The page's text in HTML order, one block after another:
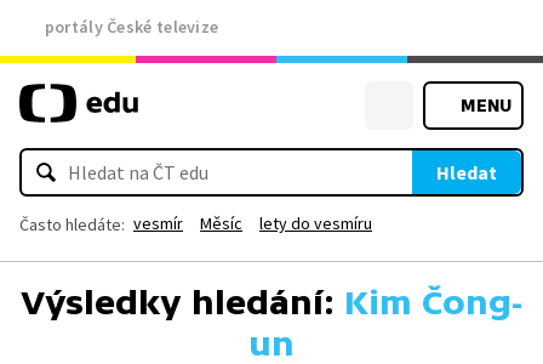
portály České televize
MENU
Hledat
Často hledáte: vesmír Měsíc lety do vesmíru
Výsledky hledání: Kim Čong-
un